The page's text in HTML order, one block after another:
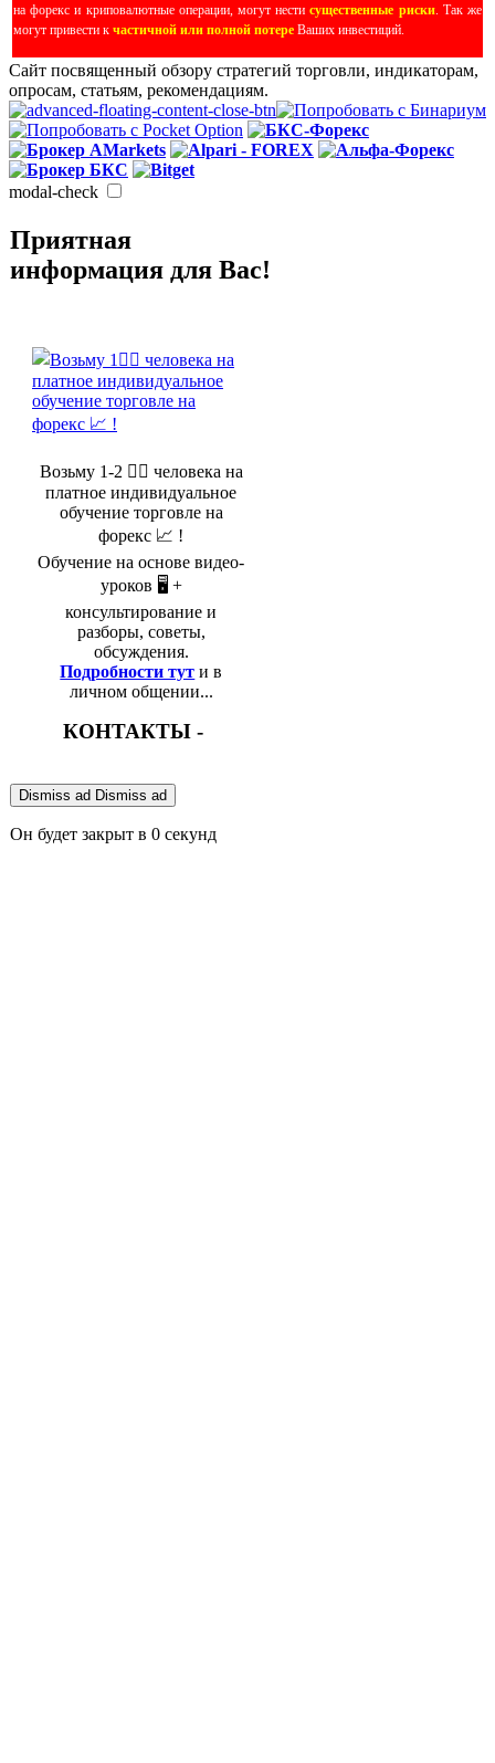
на форекс и криповалютные операции, могут нестисущественные риски. Так же
могут привести к частичной или полной потере Ваших инвестиций.
Сайт посвященный обзору стратегий торговли, индикаторам,
опросам, статьям, рекомендациям.
modal-check
Приятная
информация для Вас!
Возьму 1-2 🤵‍♂️ человека на
платное индивидуальное
обучение торговле на
форекс 📈 !
Обучение на основе видео-
уроков 🖥️ +
консультирование и
разборы, советы,
обсуждения.
Подробности тут и в
личном общении...
КОНТАКТЫ -
Dismiss ad Dismiss ad
Он будет закрыт в 0 секунд